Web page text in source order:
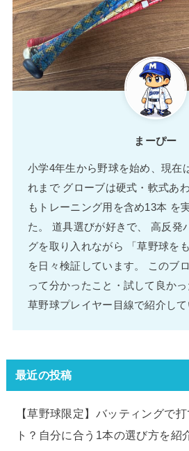
まーぴー
小学4年生から野球を始め、現在
れまで グローブは硬式・軟式あ
もトレーニング用を含め13本 を
た。 道具選びが好きで、 高反発
グを取り入れながら 「草野球を
を日々検証しています。 このブ
って分かったこと・試して良かっ
草野球プレイヤー目線で紹介して
最近の投稿
【草野球限定】バッティングで
ト？自分に合う1本の選び方を紹